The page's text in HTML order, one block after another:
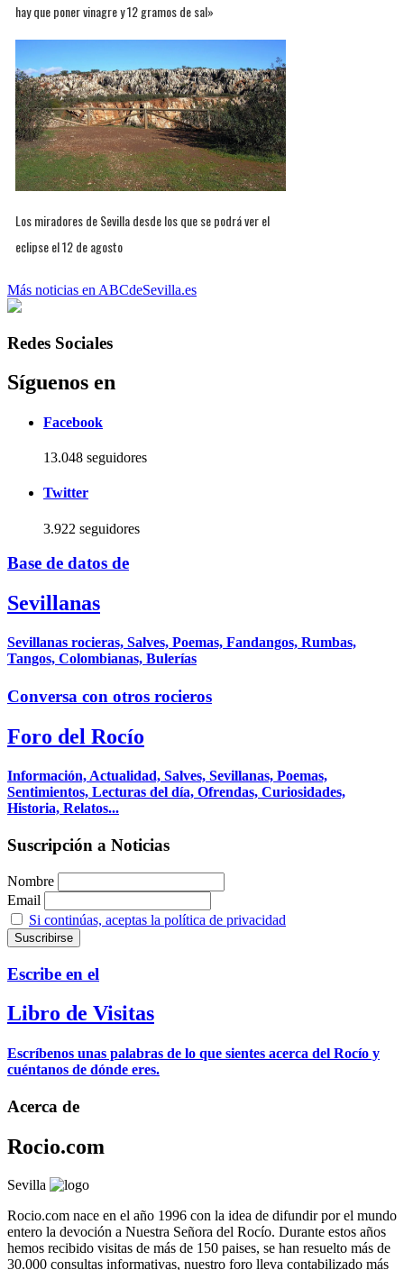
hay que poner vinagre y 12 gramos de sal»
Los miradores de Sevilla desde los que se podrá ver el
eclipse el 12 de agosto
Más noticias en ABCdeSevilla.es
Redes Sociales
Síguenos en
Facebook
13.048 seguidores
Twitter
3.922 seguidores
Base de datos de
Sevillanas
Sevillanas rocieras, Salves, Poemas, Fandangos, Rumbas,
Tangos, Colombianas, Bulerías
Conversa con otros rocieros
Foro del Rocío
Información, Actualidad, Salves, Sevillanas, Poemas,
Sentimientos, Lecturas del día, Ofrendas, Curiosidades,
Historia, Relatos...
Suscripción a Noticias
Nombre
Email
Si continúas, aceptas la política de privacidad
Escribe en el
Libro de Visitas
Escríbenos unas palabras de lo que sientes acerca del Rocío y
cuéntanos de dónde eres.
Acerca de
Rocio.com
Sevilla
Rocio.com nace en el año 1996 con la idea de difundir por el mundo
entero la devoción a Nuestra Señora del Rocío. Durante estos años
hemos recibido visitas de más de 150 paises, se han resuelto más de
30.000 consultas informativas, nuestro foro lleva contabilizado más